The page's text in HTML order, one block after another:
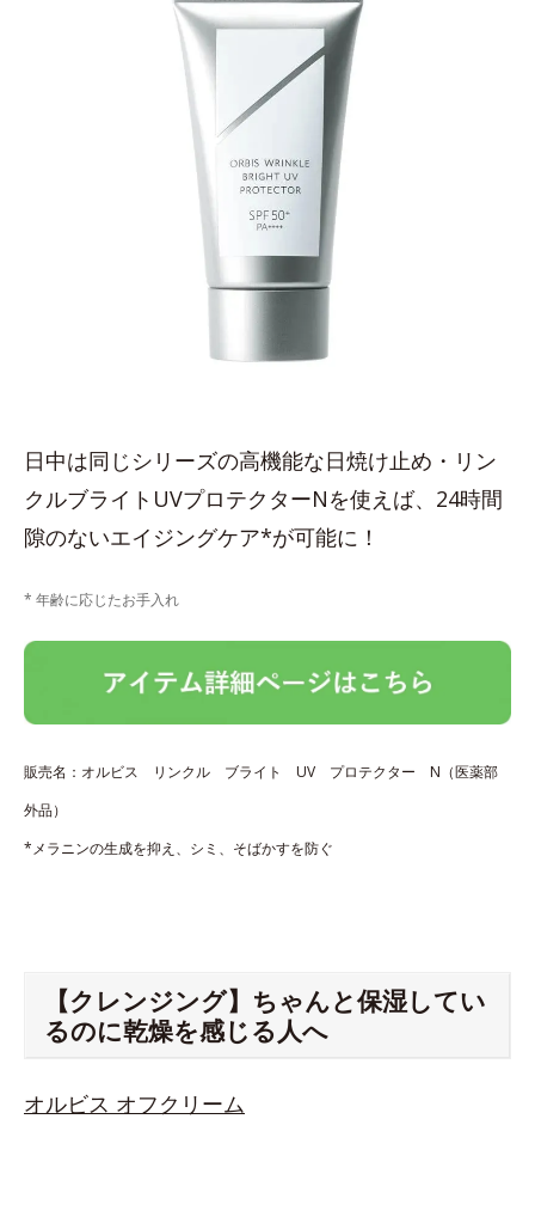
日中は同じシリーズの高機能な日焼け止め・リン
クルブライトUVプロテクターNを使えば、24時間
隙のないエイジングケア*が可能に！
* 年齢に応じたお手入れ
販売名：オルビス リンクル ブライト UV プロテクター N（医薬部
外品）
*メラニンの生成を抑え、シミ、そばかすを防ぐ
【クレンジング】ちゃんと保湿してい
るのに乾燥を感じる人へ
オルビス オフクリーム